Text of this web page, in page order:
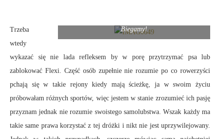
Biegamy!
Trzeba
wtedy
wykazać się nie lada refleksem by w porę przytrzymać psa lub
zablokować Flexi. Część osób zupełnie nie rozumie po co rowerzyści
pchają się w takie rejony kiedy mają ścieżkę, ja w swoim życiu
próbowałam różnych sportów, więc jestem w stanie zrozumieć ich pasję
przyznam jednak nie rozumie swoistego samolubstwa. Wszak każdy ma
takie same prawa korzystać z tej dróżki i nikt nie jest uprzywilejowany.